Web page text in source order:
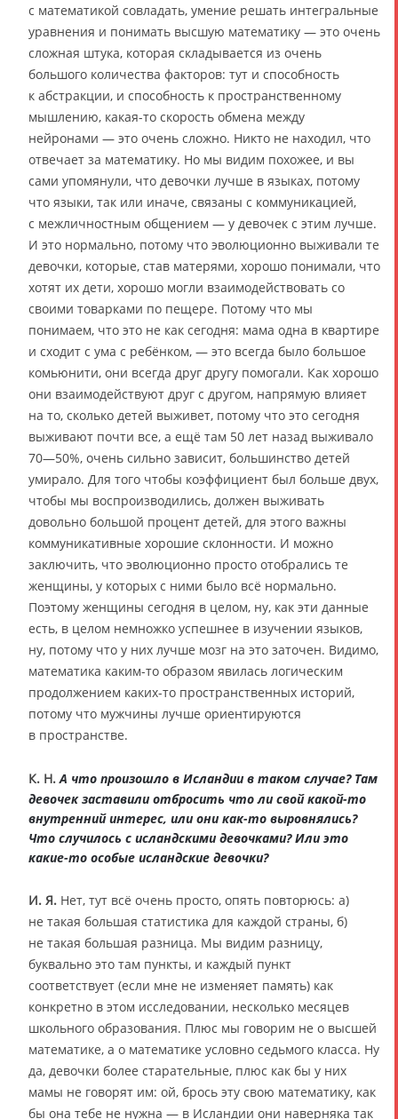
с математикой совладать, умение решать интегральные
уравнения и понимать высшую математику — это очень
сложная штука, которая складывается из очень
большого количества факторов: тут и способность
к абстракции, и способность к пространственному
мышлению, какая-то скорость обмена между
нейронами — это очень сложно. Никто не находил, что
отвечает за математику. Но мы видим похожее, и вы
сами упомянули, что девочки лучше в языках, потому
что языки, так или иначе, связаны с коммуникацией,
с межличностным общением — у девочек с этим лучше.
И это нормально, потому что эволюционно выживали те
девочки, которые, став матерями, хорошо понимали, что
хотят их дети, хорошо могли взаимодействовать со
своими товарками по пещере. Потому что мы
понимаем, что это не как сегодня: мама одна в квартире
и сходит с ума с ребёнком, — это всегда было большое
комьюнити, они всегда друг другу помогали. Как хорошо
они взаимодействуют друг с другом, напрямую влияет
на то, сколько детей выживет, потому что это сегодня
выживают почти все, а ещё там 50 лет назад выживало
70—50%, очень сильно зависит, большинство детей
умирало. Для того чтобы коэффициент был больше двух,
чтобы мы воспроизводились, должен выживать
довольно большой процент детей, для этого важны
коммуникативные хорошие склонности. И можно
заключить, что эволюционно просто отобрались те
женщины, у которых с ними было всё нормально.
Поэтому женщины сегодня в целом, ну, как эти данные
есть, в целом немножко успешнее в изучении языков,
ну, потому что у них лучше мозг на это заточен. Видимо,
математика каким-то образом явилась логическим
продолжением каких-то пространственных историй,
потому что мужчины лучше ориентируются
в пространстве.
К. Н. А что произошло в Исландии в таком случае? Там
девочек заставили отбросить что ли свой какой-то
внутренний интерес, или они как-то выровнялись?
Что случилось с исландскими девочками? Или это
какие-то особые исландские девочки?
И. Я. Нет, тут всё очень просто, опять повторюсь: а)
не такая большая статистика для каждой страны, б)
не такая большая разница. Мы видим разницу,
буквально это там пункты, и каждый пункт
соответствует (если мне не изменяет память) как
конкретно в этом исследовании, несколько месяцев
школьного образования. Плюс мы говорим не о высшей
математике, а о математике условно седьмого класса. Ну
да, девочки более старательные, плюс как бы у них
мамы не говорят им: ой, брось эту свою математику, как
бы она тебе не нужна — в Исландии они наверняка так